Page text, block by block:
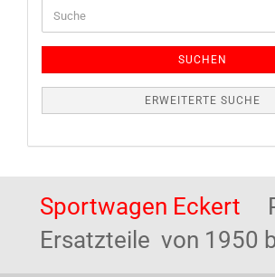
SUCHEN
ERWEITERTE SUCHE
Sportwagen Eckert
Ersatzteile von 1950